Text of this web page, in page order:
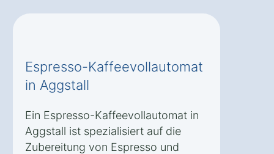
Espresso-Kaffeevollautomat
in Aggstall
Ein Espresso-Kaffeevollautomat in
Aggstall ist spezialisiert auf die
Zubereitung von Espresso und